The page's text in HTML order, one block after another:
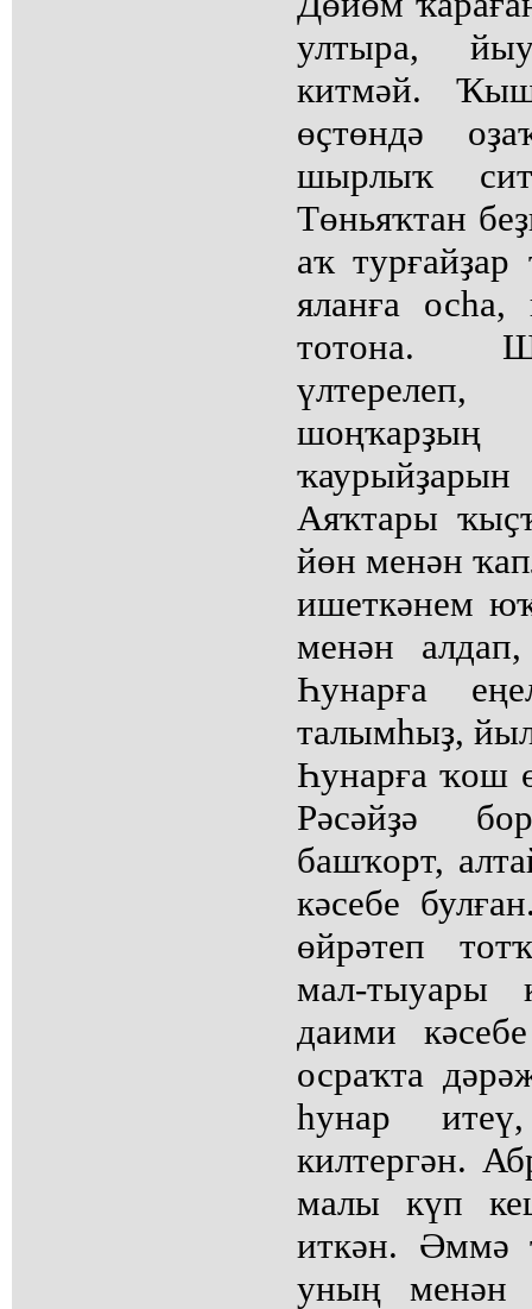
ултыра,
китмәй.
өҫтөндә
шырлыҡ
Төньяҡтан
аҡ
яланға
тотона.
Аяҡтары
йөн менән
ишеткәнем
менән
Һунарға
талымһыҙ,
Һунарға ҡош
Рәсәйҙә
башҡорт,
кәсебе
өйрәтеп
мал-тыуары
даими
осраҡта
һунар
килтергән.
малы күп
иткән. Әммә
уның менән